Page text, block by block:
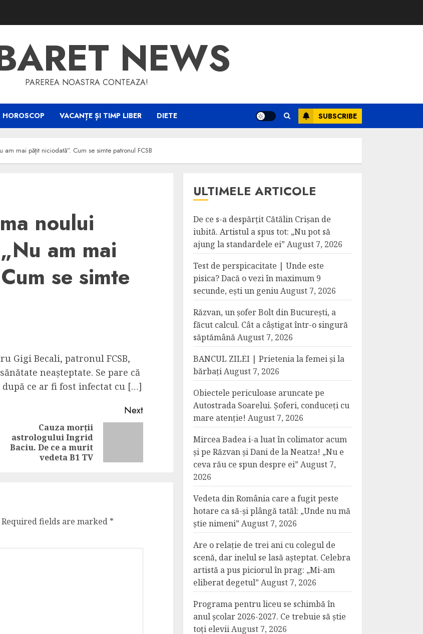
NEWS
PAREREA NOASTRA CONTEAZA!
HOROSCOP VACANȚE ȘI TIMP LIBER DIETE SUBSCRIBE
mai pățit niciodată”. Cum se simte patronul FCSB
noului
am mai
se simte
Gigi Becali, patronul FCSB,
neașteptate. Se pare că
ce ar fi fost infectat cu […]
Next
Cauza morții
astrologului Ingrid
Baciu. De ce a murit
vedeta B1 TV
Required fields are marked *
ULTIMELE ARTICOLE
De ce s-a despărțit Cătălin Crișan de
iubită. Artistul a spus tot: „Nu pot să
ajung la standardele ei” August 7, 2026
Test de perspicacitate | Unde este
pisica? Dacă o vezi în maximum 9
secunde, ești un geniuAugust 7, 2026
Răzvan, un șofer Bolt din București, a
făcut calcul. Cât a câștigat într-o singură
săptămânăAugust 7, 2026
BANCUL ZILEI | Prietenia la femei și la
bărbațiAugust 7, 2026
Obiectele periculoase aruncate pe
Autostrada Soarelui. Șoferi, conduceți cu
mare atenție! August 7, 2026
Mircea Badea i-a luat în colimator acum
și pe Răzvan și Dani de la Neatza! „Nu e
ceva rău ce spun despre ei” August 7,
2026
Vedeta din România care a fugit peste
hotare ca să-și plângă tatăl: „Unde nu mă
știe nimeni” August 7, 2026
Are o relație de trei ani cu colegul de
scenă, dar inelul se lasă așteptat. Celebra
artistă a pus piciorul în prag: „Mi-am
eliberat degetul” August 7, 2026
Programa pentru liceu se schimbă în
anul școlar 2026-2027. Ce trebuie să știe
toți eleviiAugust 7, 2026